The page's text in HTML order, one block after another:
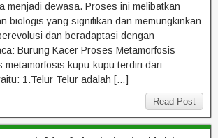
menjadi dewasa. Proses ini melibatkan
biologis yang signifikan dan memungkinkan
dan beradaptasi dengan
Burung Kacer Proses Metamorfosis
metamorfosis kupu-kupu terdiri dari
1.Telur Telur adalah […]
Read Post